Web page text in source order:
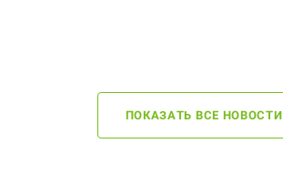
ПОКАЗАТЬ ВСЕ НОВОСТИ